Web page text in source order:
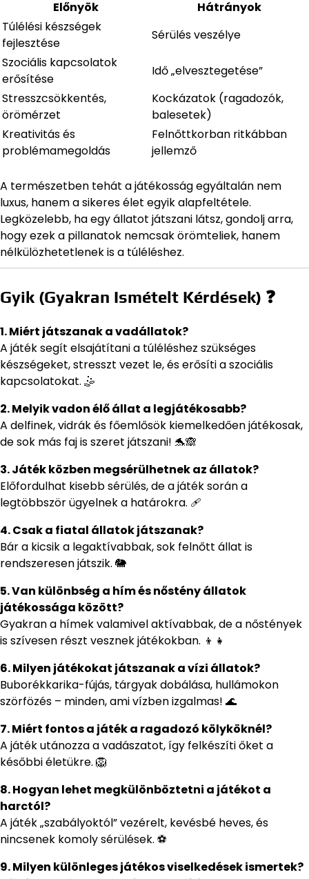
Előnyök
Hátrányok
Túlélési készségek
fejlesztése
Sérülés veszélye
Szociális kapcsolatok
erősítése
Idő „elvesztegetése”
Stresszcsökkentés,
örömérzet
Kockázatok (ragadozók,
balesetek)
Kreativitás és
problémamegoldás
Felnőttkorban ritkábban
jellemző
A természetben tehát a játékosság egyáltalán nem
luxus, hanem a sikeres élet egyik alapfeltétele.
Legközelebb, ha egy állatot játszani látsz, gondolj arra,
hogy ezek a pillanatok nemcsak örömteliek, hanem
nélkülözhetetlenek is a túléléshez.
Gyik (Gyakran Ismételt Kérdések) ❓
1. Miért játszanak a vadállatok?
A játék segít elsajátítani a túléléshez szükséges
készségeket, stresszt vezet le, és erősíti a szociális
kapcsolatokat. 🤹
2. Melyik vadon élő állat a legjátékosabb?
A delfinek, vidrák és főemlősök kiemelkedően játékosak,
de sok más faj is szeret játszani! 🐬🙈
3. Játék közben megsérülhetnek az állatok?
Előfordulhat kisebb sérülés, de a játék során a
legtöbbször ügyelnek a határokra. 🩹
4. Csak a fiatal állatok játszanak?
Bár a kicsik a legaktívabbak, sok felnőtt állat is
rendszeresen játszik. 🐘
5. Van különbség a hím és nőstény állatok
játékossága között?
Gyakran a hímek valamivel aktívabbak, de a nőstények
is szívesen részt vesznek játékokban. 👦👧
6. Milyen játékokat játszanak a vízi állatok?
Buborékkarika-fújás, tárgyak dobálása, hullámokon
szörfözés – minden, ami vízben izgalmas! 🌊
7. Miért fontos a játék a ragadozó kölyköknél?
A játék utánozza a vadászatot, így felkészíti őket a
későbbi életükre. 🦁
8. Hogyan lehet megkülönböztetni a játékot a
harctól?
A játék „szabályoktól” vezérelt, kevésbé heves, és
nincsenek komoly sérülések. ⚽
9. Milyen különleges játékos viselkedések ismertek?